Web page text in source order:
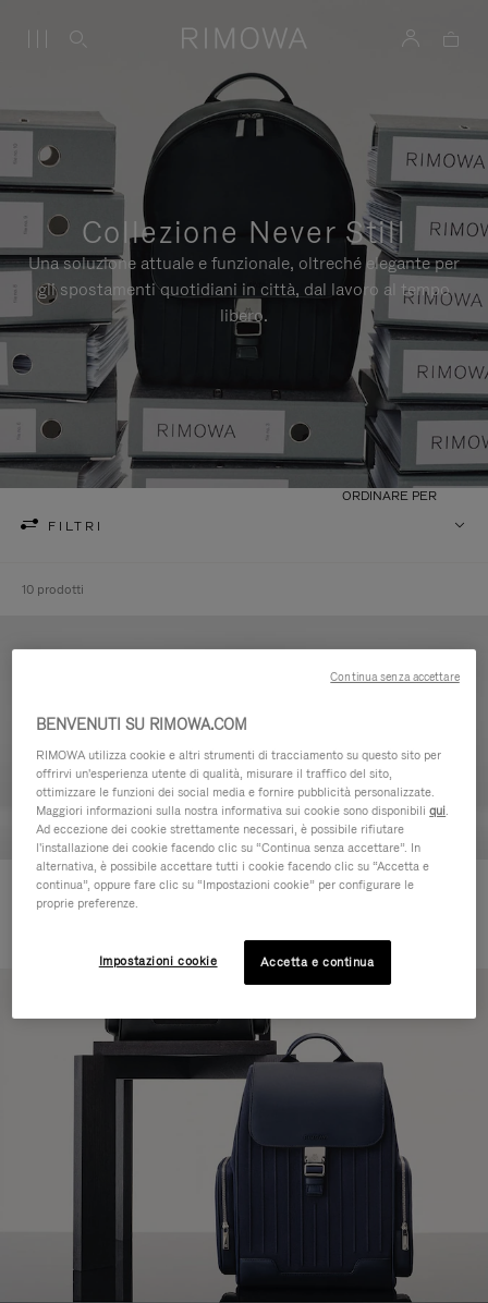
Collezione Never Still
Una soluzione attuale e funzionale, oltreché elegante per
gli spostamenti quotidiani in città, dal lavoro al tempo
libero.
FILTRI
ORDINARE PER
10 prodotti
Never Still - Pelle Beauty-case
€590,00
Never Still - Pelle Zaino grande
BENVENUTI SU RIMOWA.COM
RIMOWA utilizza cookie e altri strumenti di tracciamento su questo sito per
offrirvi un'esperienza utente di qualità, misurare il traffico del sito,
ottimizzare le funzioni dei social media e fornire pubblicità personalizzate.
Maggiori informazioni sulla nostra informativa sui cookie sono disponibiliqui.
Ad eccezione dei cookie strettamente necessari, è possibile rifiutare
l'installazione dei cookie facendo clic su “Continua senza accettare”. In
alternativa, è possibile accettare tutti i cookie facendo clic su “Accetta e
continua”, oppure fare clic su “Impostazioni cookie” per configurare le
proprie preferenze.
Impostazioni cookie Accetta e continua
Continua senza accettare